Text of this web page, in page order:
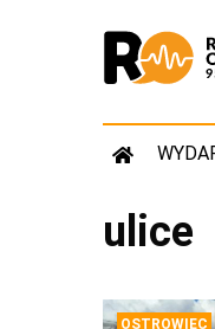
ulice
OSTROWIEC